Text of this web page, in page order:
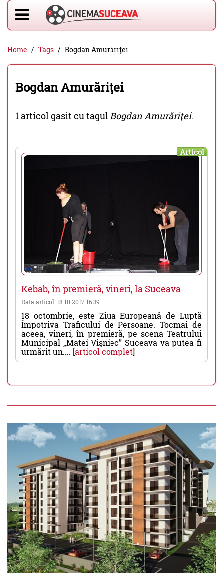
Home Tags Bogdan Amurăriţei
Bogdan Amurăriţei
1 articol gasit cu tagulBogdan Amurăriţei.
Articol
Kebab, în premieră, vineri, la Suceava
Data articol: 18.10.2017 16:39
18 octombrie, este Ziua Europeană de Luptă
Împotriva Traficului de Persoane. Tocmai de
aceea, vineri, în premieră, pe scena Teatrului
Municipal „Matei Vişniec” Suceava va putea fi
urmărit un.... [articol complet]